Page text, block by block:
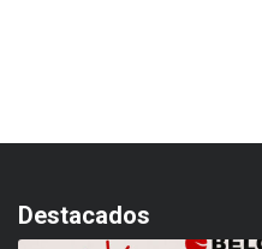
Destacados